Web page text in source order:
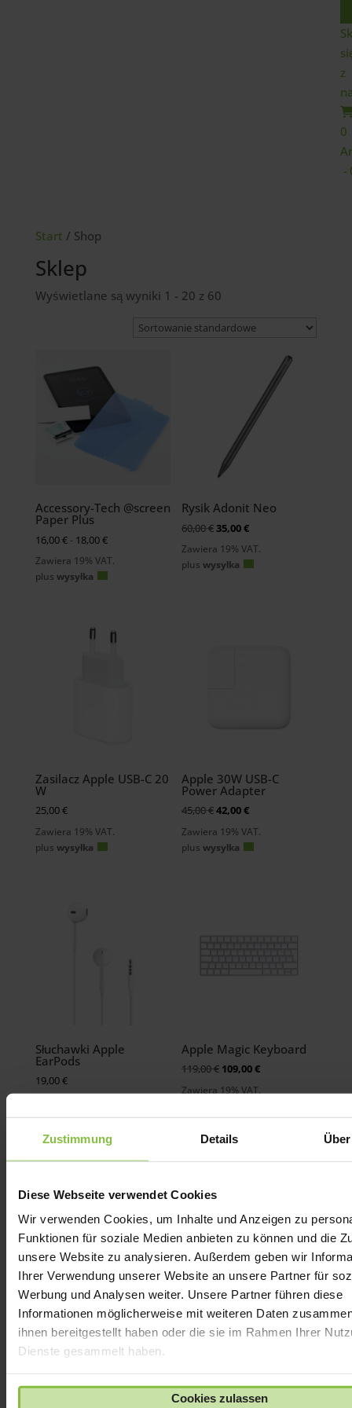
Zustimmung Details
Diese Webseite verwendet Cookies
Wir verwenden Cookies, um Inhalte und Anzeigen zu
Funktionen für soziale Medien anbieten zu können und die
unsere Website zu analysieren. Außerdem geben wir
Ihrer Verwendung unserer Website an unsere Partner für
Werbung und Analysen weiter. Unsere Partner führen diese
Informationen möglicherweise mit weiteren Daten
ihnen bereitgestellt haben oder die sie im Rahmen Ihrer
Dienste gesammelt haben.
Cookies zulassen
z
0
Start / Shop
Sklep
Wyświetlane są wyniki 1 - 20 z 60
Accessory-Tech @screen
Paper Plus
16,00€ - 18,00€Preisspanne:
16,00 €
bis
Zawiera 19% VAT.
plus wysyłka
Rysik Adonit Neo
60,00€Oryginalna
cena
wynosiła:
35,00€Aktualna
cena:
35,00
Zawiera 19% VAT.
pluswysyłka
Zasilacz Apple USB-C 20
W
25,00€
Zawiera 19% VAT.
plus wysyłka
Apple 30W USB-C
Power Adapter
45,00€Ursprünglicher
Preis
war:
42,00€Aktueller
Preis
ist:
Zawiera 19% VAT.
pluswysyłka
Słuchawki Apple
EarPods
19,00€
pluswysyłka
Apple Magic Keyboard
119,00€ Oryginalna
cena
119,00
€
109,00€Aktualna
€.
Zawiera 19% VAT.
Klawiatura Apple Magic
Keyboard dla iPada Air
319,00€-339,00€Preisspanne:
bis
pluswysyłka
Klawiatura Apple Magic
Keyboard dla iPada Pro
bis
389,00 €
pluswysyłka